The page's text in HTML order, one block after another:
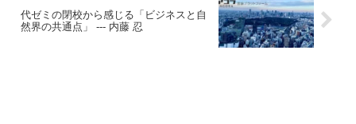
代ゼミの閉校から感じる「ビジネスと自
然界の共通点」 --- 内藤 忍